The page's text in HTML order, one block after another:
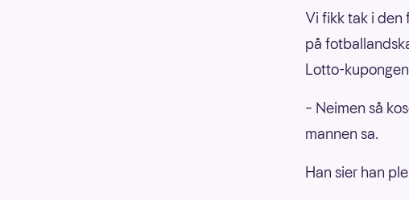
Vi fikk tak i den
på
Lotto-
– Neimen så
mannen sa.
Han sier han